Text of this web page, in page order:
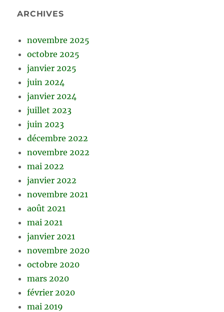
ARCHIVES
novembre 2025
octobre 2025
janvier 2025
juin 2024
janvier 2024
juillet 2023
juin 2023
décembre 2022
novembre 2022
mai 2022
janvier 2022
novembre 2021
août 2021
mai 2021
janvier 2021
novembre 2020
octobre 2020
mars 2020
février 2020
mai 2019